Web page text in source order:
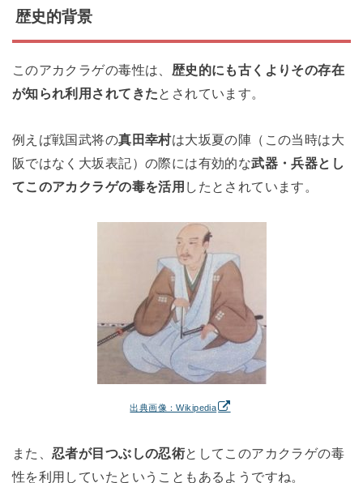
歴史的背景
このアカクラゲの毒性は、 歴史的にも古くよりその存在
が知られ利用されてきた とされています。
例えば戦国武将の真田幸村は大坂夏の陣（この当時は大
阪ではなく大坂表記）の際には有効的な武器・兵器とし
てこのアカクラゲの毒を活用 したとされています。
出典画像：Wikipedia
また、忍者が目つぶしの忍術としてこのアカクラゲの毒
性を利用していたということもあるようですね。